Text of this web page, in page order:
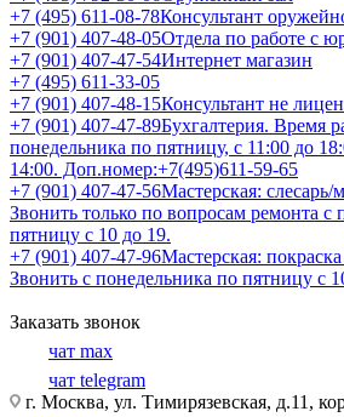
+7 (495) 611-08-78Консультант
+7 (901) 407-48-05Отдела по работе с
+7 (901) 407-47-54Интернет магазин
+7 (495) 611-33-05
+7 (901) 407-48-15Консультант не
+7 (901) 407-47-89Бухгалтерия. Время
понедельника по пятницу, с 11:00 до
14:00. Доп.номер:+7(495)611-59-65
+7 (901) 407-47-56Мастерская:
Звонить только по вопросам ремонта с
пятницу с 10 до 19.
+7 (901) 407-47-96Мастерская:
Звонить с понедельника по пятницу с
Заказать звонок
чат max
чат telegram
г. Москва, ул. Тимирязевская, д.11,